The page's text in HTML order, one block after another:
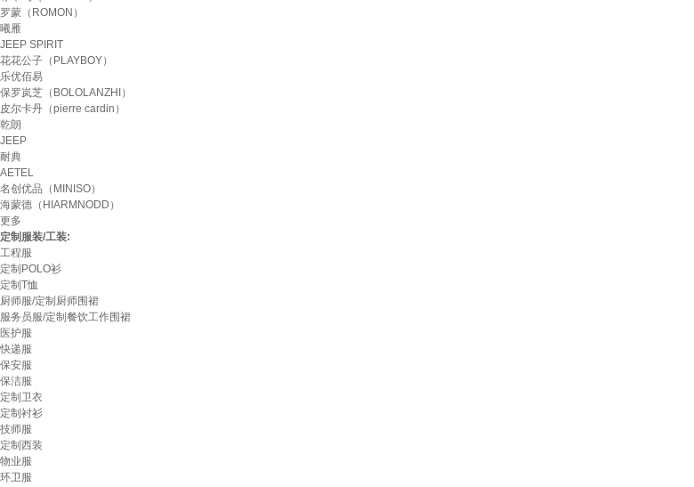
罗蒙（ROMON）
曦雁
JEEP SPIRIT
花花公子（PLAYBOY）
乐优佰易
保罗岚芝（BOLOLANZHI）
皮尔卡丹（pierre cardin）
乾朗
JEEP
耐典
AETEL
名创优品（MINISO）
海蒙德（HIARMNODD）
更多
定制服装/工装:
工程服
定制POLO衫
定制T恤
厨师服/定制厨师围裙
服务员服/定制餐饮工作围裙
医护服
快递服
保安服
保洁服
定制卫衣
定制衬衫
技师服
定制西装
物业服
环卫服